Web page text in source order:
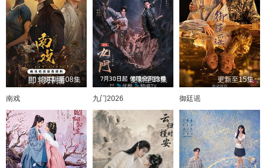
更新至08集
南戏
更新至13集
九门2026
更新至15集
御廷谣